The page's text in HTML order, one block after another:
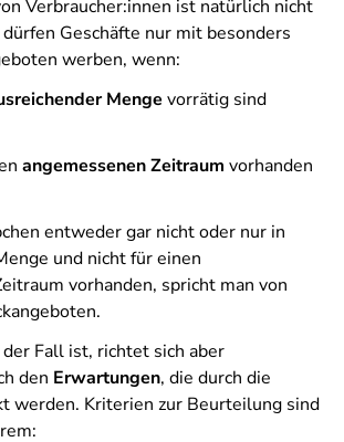
Verbraucher:innen ist natürlich nicht
Geschäfte nur mit besonders
werben, wenn:
Menge vorrätig sind
angemessenen Zeitraum vorhanden
entweder gar nicht oder nur in
und nicht für einen
vorhanden, spricht man von
Fall ist, richtet sich aber
den Erwartungen, die durch die
werden. Kriterien zur Beurteilung sind